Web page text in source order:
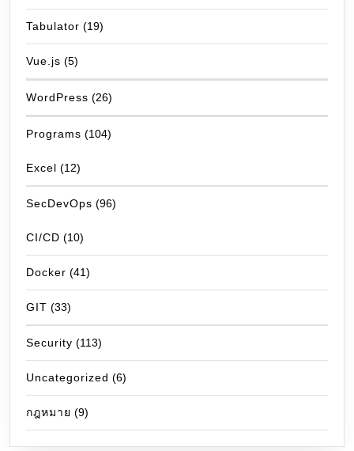
Tabulator (19)
Vue.js (5)
WordPress (26)
Programs (104)
Excel (12)
SecDevOps (96)
CI/CD (10)
Docker (41)
GIT (33)
Security (113)
Uncategorized (6)
กฎหมาย (9)